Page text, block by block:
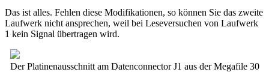
Das ist alles. Fehlen diese Modifikationen, so können Sie das zweite
Laufwerk nicht ansprechen, weil bei Leseversuchen von Laufwerk
1 kein Signal übertragen wird.
Der Platinenausschnitt am Datenconnector J1 aus der Megafile 30